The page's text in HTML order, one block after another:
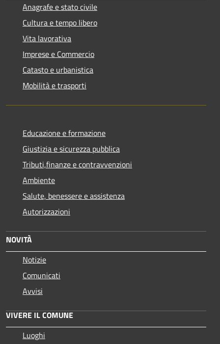
Anagrafe e stato civile
Cultura e tempo libero
Vita lavorativa
Imprese e Commercio
Catasto e urbanistica
Mobilità e trasporti
Educazione e formazione
Giustizia e sicurezza pubblica
Tributi,finanze e contravvenzioni
Ambiente
Salute, benessere e assistenza
Autorizzazioni
NOVITÀ
Notizie
Comunicati
Avvisi
VIVERE IL COMUNE
Luoghi